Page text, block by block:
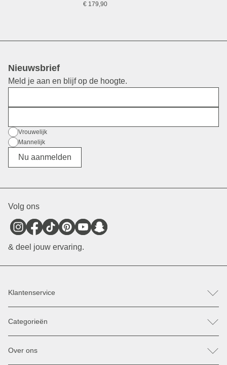
€ 179,90
Nieuwsbrief
Meld je aan en blijf op de hoogte.
Geslacht
Vrouwelijk
Mannelijk
Divers
Nu aanmelden
Volg ons
& deel jouw ervaring.
Klantenservice
Hulp & Contact
Retour / Klacht indienen
Categorieën
Tassen
Over ons